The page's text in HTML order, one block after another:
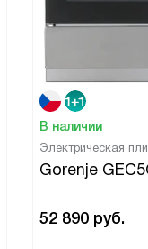
В наличии
Электрическая
Gorenje
52 890 руб.